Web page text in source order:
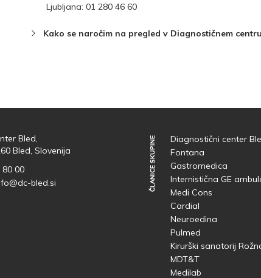
Ljubljana: 01 280 46 60
Kako se naročim na pregled v Diagnostičnem
Bled,
Bled, Slovenija
80 00
bled.si ČLANICE SKUPINE
ČLANICE SKUPINE
Diagnostični center
Fontana
Gastromedica
Internistična GE
Medi Cons
Cardial
Neuroedina
Pulmed
Kirurški sanatorij
MDT&T
Medilab